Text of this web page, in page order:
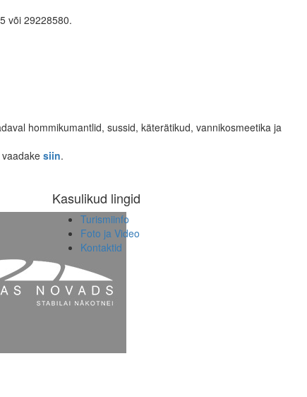
või 29228580.
hommikumantlid, sussid, käterätikud, vannikosmeetika ja
siin.
Kasulikud lingid
Turismiinfo
Foto ja Video
Kontaktid